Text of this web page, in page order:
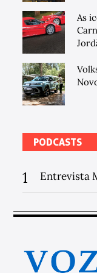
As
PODCASTS
1 Entrevista